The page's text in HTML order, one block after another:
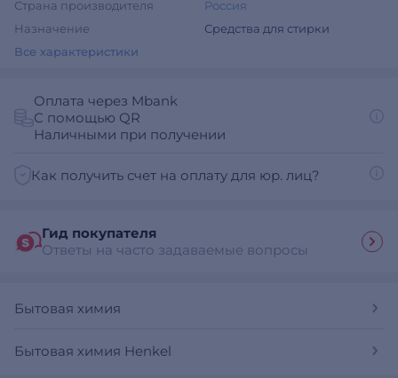
Страна производителя
Россия
Назначение
Средства для стирки
Все характеристики
Оплата через Mbank
С помощью QR
Наличными при получении
Как получить счет на оплату для юр. лиц?
Гид покупателя
Ответы на часто задаваемые вопросы
Бытовая химия
Бытовая химия Henkel